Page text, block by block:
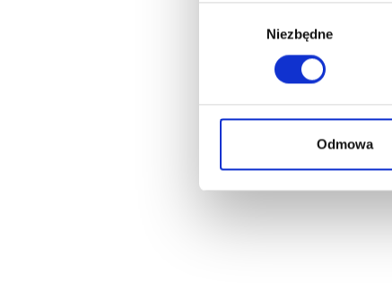
Niezbędne
Odmowa